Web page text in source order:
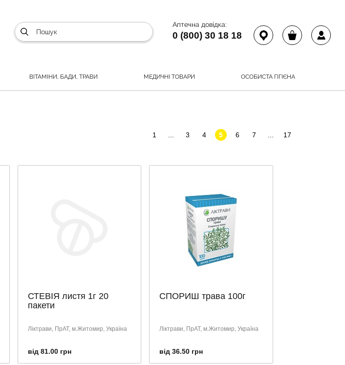
Аптечна довідка:
0 (800) 30 18 18
ВІТАМІНИ, БАДИ, ТРАВИ МЕДИЧНІ ТОВАРИ ОСОБИСТА ГІГІЄНА
1
3 4 5 6 7 17
СТЕВІЯ листя 1г 20
пакети
Ліктрави, ПрАТ, м.Житомир, Україна
від 81.00 грн
СПОРИШ трава 100г
Ліктрави, ПрАТ, м.Житомир, Україна
від 36.50 грн